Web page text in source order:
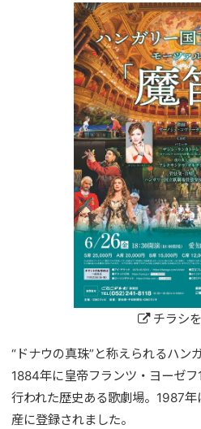
チラシ
“ドナウの真珠”と称えられるハン
1884年に皇帝フランツ・ヨーゼ
行われた歴史ある歌劇場。1987
産に登録されました。